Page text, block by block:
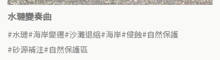
水璉變奏曲
水璉 海岸變遷 沙灘退縮 海岸 侵蝕 自然保護
砂源補注 自然保護區